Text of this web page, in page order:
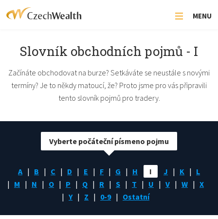
MENU
Slovník obchodních pojmů - I
Začínáte obchodovat na burze? Setkáváte se neustále s novými
termíny? Je to někdy matoucí, že? Proto jsme pro vás připravili
tento slovník pojmů pro tradery.
A B C D E F G H I J K
L
M
N O P Q R S T U V W
X
Y
Z 0-9 Ostatní
Vyberte počáteční písmeno pojmu